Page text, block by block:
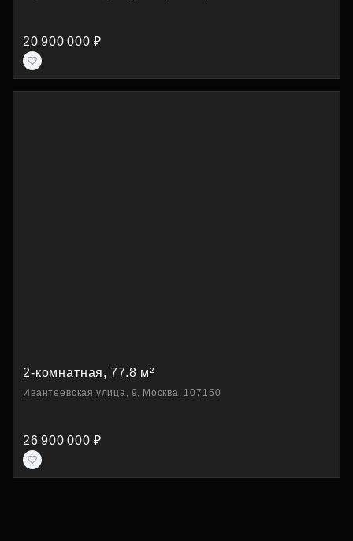
20 900 000 ₽
2-комнатная, 77.8 м²
Ивантеевская улица, 9, Москва, 107150
26 900 000 ₽